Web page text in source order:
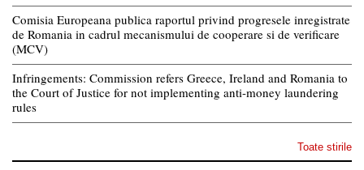
Comisia Europeana publica raportul privind progresele inregistrate
de Romania in cadrul mecanismului de cooperare si de verificare
(MCV)
Infringements: Commission refers Greece, Ireland and Romania to
the Court of Justice for not implementing anti-money laundering
rules
Toate stirile